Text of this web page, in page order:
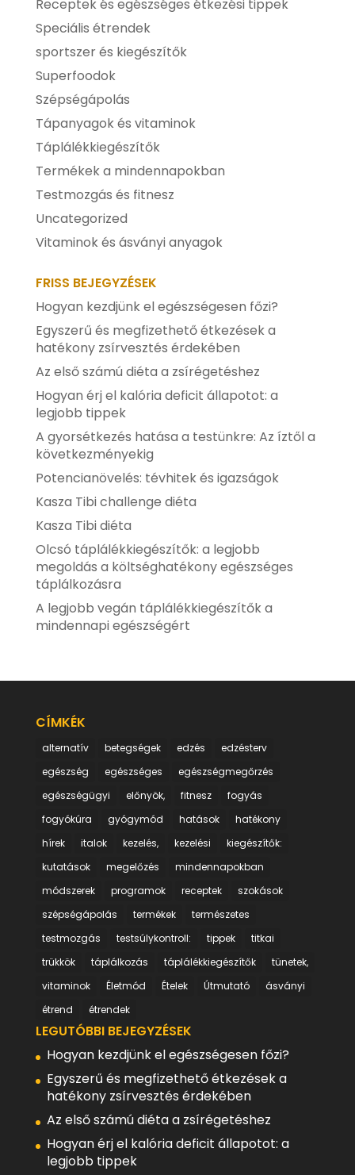
Receptek és egészséges étkezési tippek
Speciális étrendek
sportszer és kiegészítők
Superfoodok
Szépségápolás
Tápanyagok és vitaminok
Táplálékkiegészítők
Termékek a mindennapokban
Testmozgás és fitnesz
Uncategorized
Vitaminok és ásványi anyagok
FRISS BEJEGYZÉSEK
Hogyan kezdjünk el egészségesen főzi?
Egyszerű és megfizethető étkezések a
hatékony zsírvesztés érdekében
Az első számú diéta a zsírégetéshez
Hogyan érj el kalória deficit állapotot: a
legjobb tippek
A gyorsétkezés hatása a testünkre: Az íztől a
következményekig
Potencianövelés: tévhitek és igazságok
Kasza Tibi challenge diéta
Kasza Tibi diéta
Olcsó táplálékkiegészítők: a legjobb
megoldás a költséghatékony egészséges
táplálkozásra
A legjobb vegán táplálékkiegészítők a
mindennapi egészségért
CÍMKÉK
alternatív betegségek edzés
edzésterv
egészség
egészséges
egészségmegőrzés
egészségügyi
előnyök, fitnesz
fogyás
fogyókúra
gyógymód hatások
hatékony
hírek
italok kezelés, kezelési
kiegészítők:
kutatások
megelőzés
mindennapokban
módszerek
programok receptek
szokások
szépségápolás
termékek
természetes
testmozgás
testsúlykontroll: tippek
titkai
trükkök
táplálkozás táplálékkiegészítők
tünetek,
vitaminok
Életmód Ételek Útmutató
ásványi
étrend
étrendek
LEGUTÓBBI BEJEGYZÉSEK
Hogyan kezdjünk el egészségesen főzi?
Egyszerű és megfizethető étkezések a
hatékony zsírvesztés érdekében
Az első számú diéta a zsírégetéshez
Hogyan érj el kalória deficit állapotot: a
legjobb tippek